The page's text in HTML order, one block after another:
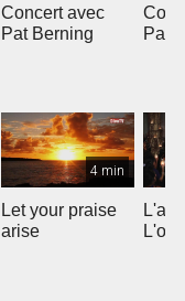
Concert avec
Pat Berning
Pat
4 min
Let your praise
arise